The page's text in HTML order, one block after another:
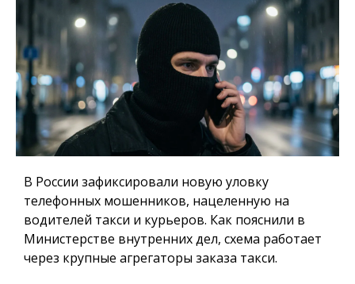
В России зафиксировали новую уловку
телефонных мошенников, нацеленную на
водителей такси и курьеров. Как пояснили в
Министерстве внутренних дел, схема работает
через крупные агрегаторы заказа такси.